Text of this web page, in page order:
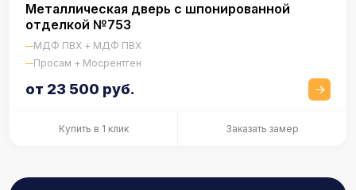
Металлическая дверь с шпонированной
отделкой №753
МДФ ПВХ + МДФ ПВХ
Просам + Мосрентген
от 23 500 руб.
Купить в 1 клик Заказать замер